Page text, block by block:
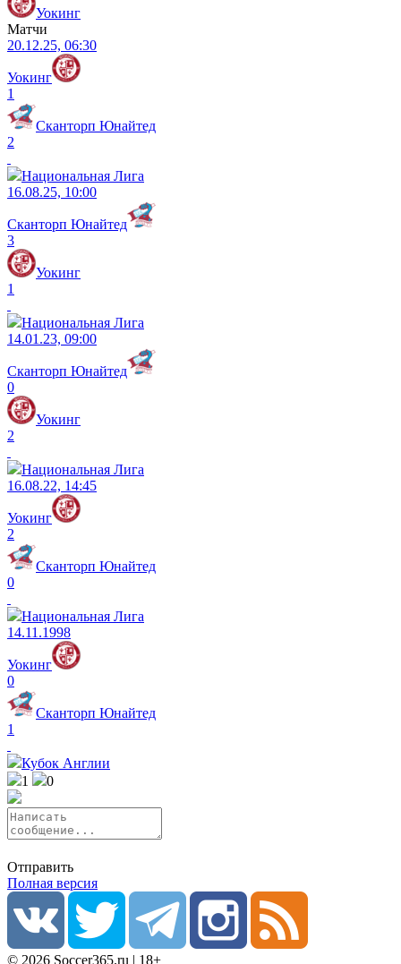
Уокинг
Матчи
20.12.25, 06:30
Уокинг
1
Сканторп Юнайтед
2
Национальная Лига
16.08.25, 10:00
Сканторп Юнайтед
3
Уокинг
1
Национальная Лига
14.01.23, 09:00
Сканторп Юнайтед
0
Уокинг
2
Национальная Лига
16.08.22, 14:45
Уокинг
2
Сканторп Юнайтед
0
Национальная Лига
14.11.1998
Уокинг
0
Сканторп Юнайтед
1
Кубок Англии
1
0
Отправить
Полная версия
© 2026 Soccer365.ru | 18+